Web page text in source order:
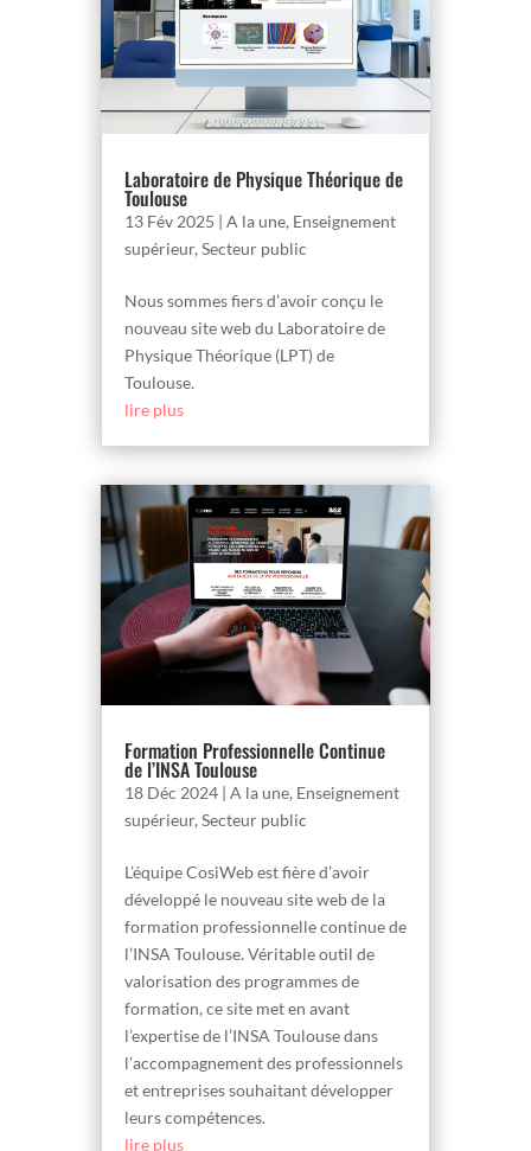
Laboratoire de Physique Théorique de
Toulouse
13 Fév 2025 | A la une, Enseignement
supérieur, Secteur public
Nous sommes fiers d’avoir conçu le
nouveau site web du Laboratoire de
Physique Théorique (LPT) de
Toulouse.
lire plus
Formation Professionnelle Continue
de l’INSA Toulouse
18 Déc 2024| A la une, Enseignement
supérieur, Secteur public
L’équipe CosiWeb est fière d’avoir
développé le nouveau site web de la
formation professionnelle continue de
l’INSA Toulouse. Véritable outil de
valorisation des programmes de
formation, ce site met en avant
l’expertise de l’INSA Toulouse dans
l’accompagnement des professionnels
et entreprises souhaitant développer
leurs compétences.
lire plus